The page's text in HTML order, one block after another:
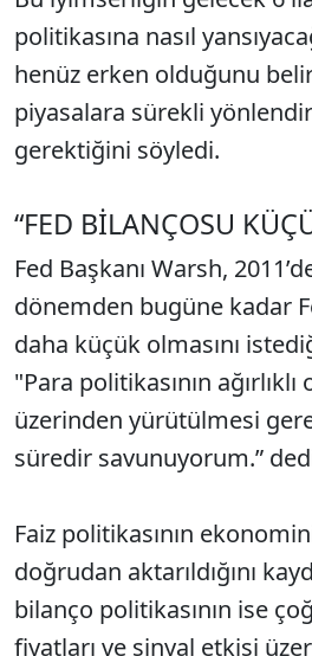
politikasına nasıl
henüz erken olduğunu
piyasalara sürekli
gerektiğini söyledi.
“FED BİLANÇOSU
Fed Başkanı Warsh,
dönemden bugüne kadar
daha küçük olmasını
"Para politikasının
üzerinden yürütülmesi
süredir savunuyorum.”
Faiz politikasının
doğrudan aktarıldığını
bilanço politikasının ise
fiyatları ve sinyal etkisi